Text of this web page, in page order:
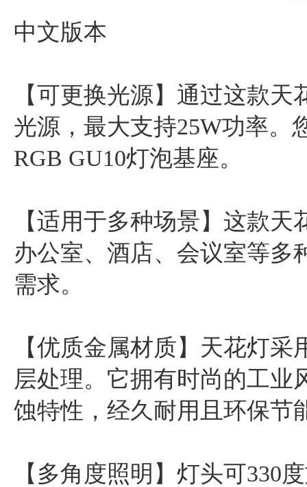
中文版本
【可更换光源】通过这款
光源，最大支持25W功率。
RGB GU10灯泡基座。
【适用于多种场景】这款
办公室、酒店、会议室等多
需求。
【优质金属材质】天花灯
层处理。它拥有时尚的工业
蚀特性，经久耐用且环保节
【多角度照明】灯头可330